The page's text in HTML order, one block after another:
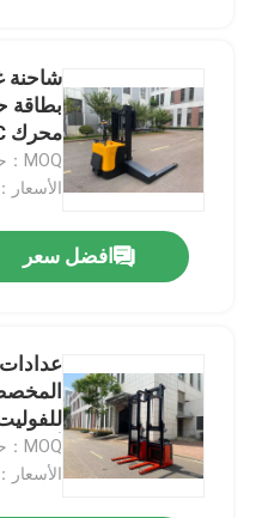
شاحنة
محرك AC
MOQ：حاسب شخصي 1
الأسعار：$2800.00-
افضل سعر
MOQ：حاسب شخصي 1
الأسعار：$2800.00-